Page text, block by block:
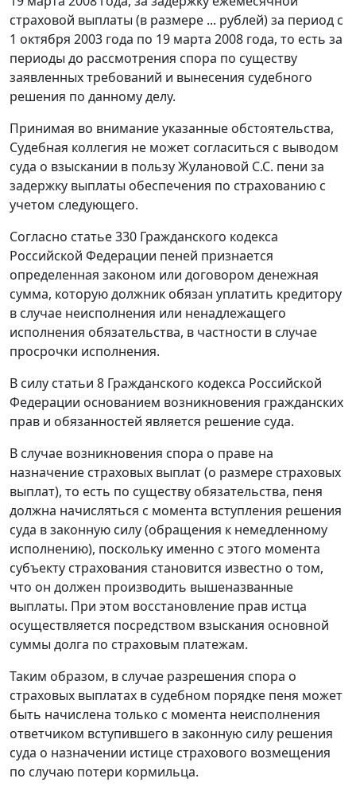
страховой выплаты (в размере ... рублей) за период с
1 октября 2003 года по 19 марта 2008 года, то есть за
периоды до рассмотрения спора по существу
заявленных требований и вынесения судебного
решения по данному делу.
Принимая во внимание указанные обстоятельства,
Судебная коллегия не может согласиться с выводом
суда о взыскании в пользу Жулановой С.С. пени за
задержку выплаты обеспечения по страхованию с
учетом следующего.
Согласно статье 330 Гражданского кодекса
Российской Федерации пеней признается
определенная законом или договором денежная
сумма, которую должник обязан уплатить кредитору
в случае неисполнения или ненадлежащего
исполнения обязательства, в частности в случае
просрочки исполнения.
В силу статьи 8 Гражданского кодекса Российской
Федерации основанием возникновения гражданских
прав и обязанностей является решение суда.
В случае возникновения спора о праве на
назначение страховых выплат (о размере страховых
выплат), то есть по существу обязательства, пеня
должна начисляться с момента вступления решения
суда в законную силу (обращения к немедленному
исполнению), поскольку именно с этого момента
субъекту страхования становится известно о том,
что он должен производить вышеназванные
выплаты. При этом восстановление прав истца
осуществляется посредством взыскания основной
суммы долга по страховым платежам.
Таким образом, в случае разрешения спора о
страховых выплатах в судебном порядке пеня может
быть начислена только с момента неисполнения
ответчиком вступившего в законную силу решения
суда о назначении истице страхового возмещения
по случаю потери кормильца.